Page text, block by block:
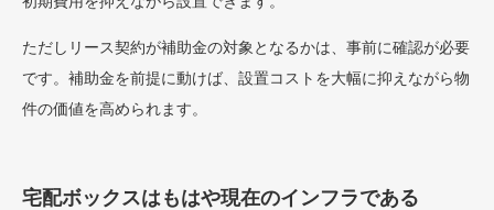
ただしリース契約が補助金の対象となるかは、事前に確認が必要
です。補助金を前提に動けば、設置コストを大幅に抑えながら物
件の価値を高められます。
宅配ボックスはもはや現在のインフラである